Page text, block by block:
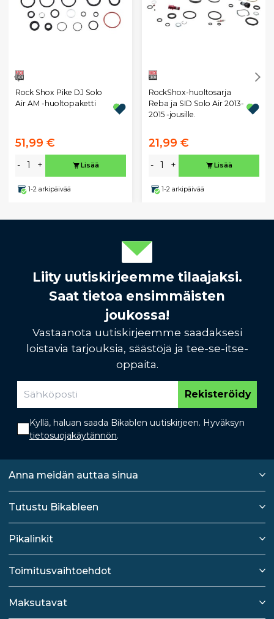
Rock Shox Pike DJ Solo
Air AM -huoltopaketti
51,99 €
- + Lisää
1-2 arkipäivää
RockShox-huoltosarja
Reba ja SID Solo Air 2013-
2015 -jousille.
21,99 €
- + Lisää
1-2 arkipäivää
Liity uutiskirjeemme tilaajaksi.
Saat tietoa ensimmäisten
joukossa!
Vastaanota uutiskirjeemme saadaksesi
loistavia tarjouksia, säästöjä ja tee-se-itse-
oppaita.
Rekisteröidy
Kyllä, haluan saada Bikablen uutiskirjeen. Hyväksyn
tietosuojakäytännön.
Anna meidän auttaa sinua
Tutustu Bikableen
Pikalinkit
Toimitusvaihtoehdot
Maksutavat